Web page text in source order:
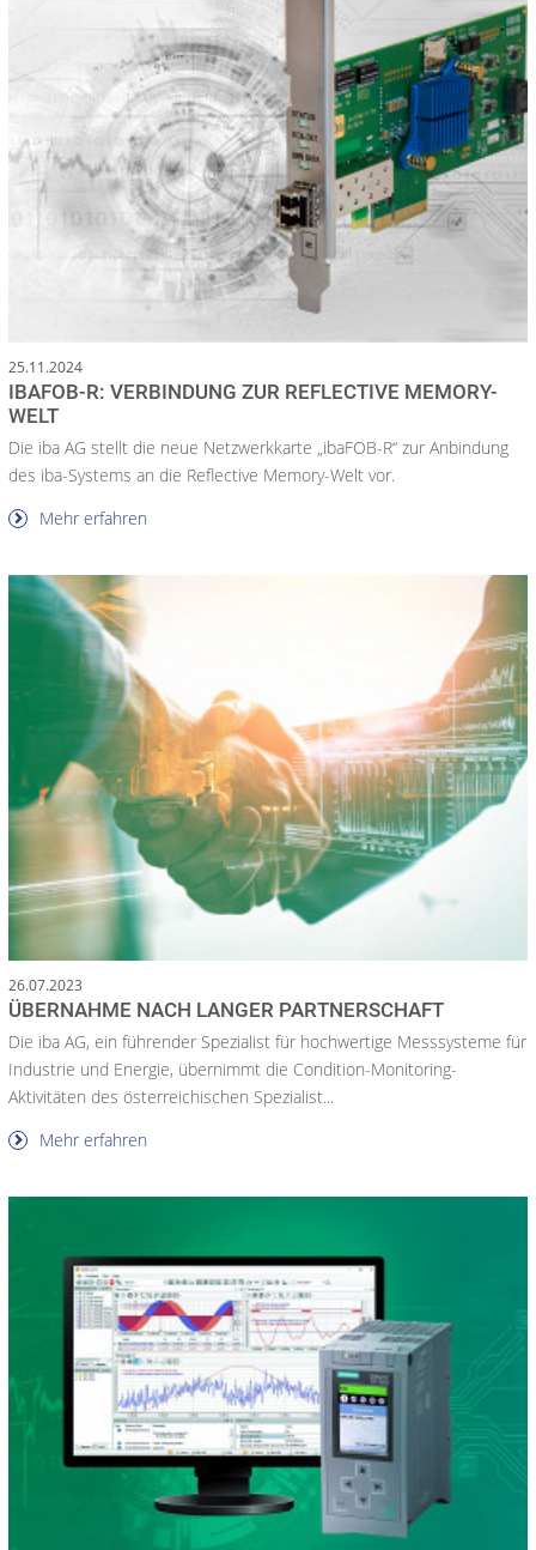
25.11.2024
IBAFOB-R: VERBINDUNG ZUR REFLECTIVE MEMORY-
WELT
Die iba AG stellt die neue Netzwerkkarte „ibaFOB-R“ zur Anbindung
des iba-Systems an die Reflective Memory-Welt vor.
Mehr erfahren
26.07.2023
ÜBERNAHME NACH LANGER PARTNERSCHAFT
Die iba AG, ein führender Spezialist für hochwertige Messsysteme für
Industrie und Energie, übernimmt die Condition-Monitoring-
Aktivitäten des österreichischen Spezialist...
Mehr erfahren